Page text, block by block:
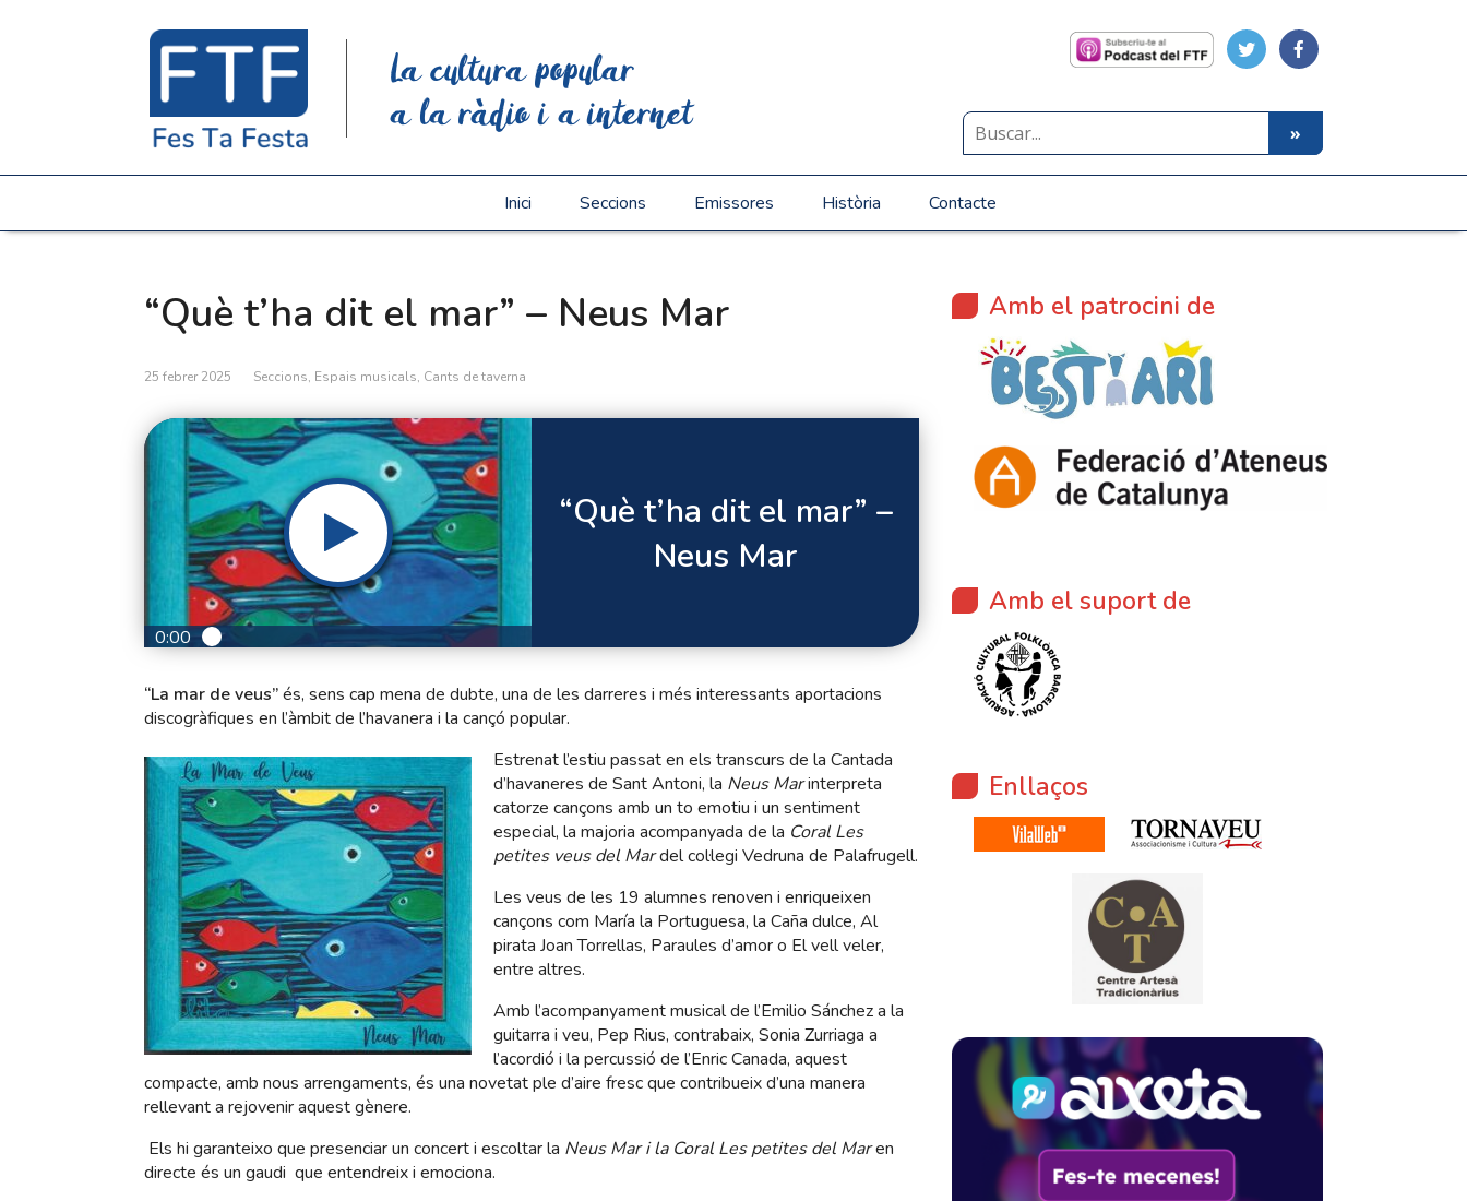
La cultura popular
a la ràdio i a internet
Inici Seccions Emissores Història Contacte
“Què t’ha dit el mar” – Neus Mar
25 febrer 2025 Seccions, Espais musicals, Cants de taverna
0:00
“Què t’ha dit el mar” –
Neus Mar
“La mar de veus”és, sens cap mena de dubte, una de les darreres i més interessants aportacions
discogràfiques en l’àmbit de l’havanera i la cançó popular.
Estrenat l’estiu passat en els transcurs de la Cantada
d’havaneres de Sant Antoni, la Neus Marinterpreta
catorze cançons amb un to emotiu i un sentiment
especial, la majoria acompanyada de la Coral Les
petites veus del Mardel col·legi Vedruna de Palafrugell.
Les veus de les 19 alumnes renoven i enriqueixen
cançons com María la Portuguesa, la Caña dulce, Al
pirata Joan Torrellas, Paraules d’amor o El vell veler,
entre altres.
Amb l’acompanyament musical de l’Emilio Sánchez a la
guitarra i veu, Pep Rius, contrabaix, Sonia Zurriaga a
l’acordió i la percussió de l’Enric Canada, aquest
compacte, amb nous arrengaments, és una novetat ple d’aire fresc que contribueix d’una manera
rellevant a rejovenir aquest gènere.
Els hi garanteixo que presenciar un concert i escoltar la Neus Mar i la Coral Les petites del Maren
directe és un gaudi que entendreix i emociona.
Amb el patrocini de
Amb el suport de
Enllaços